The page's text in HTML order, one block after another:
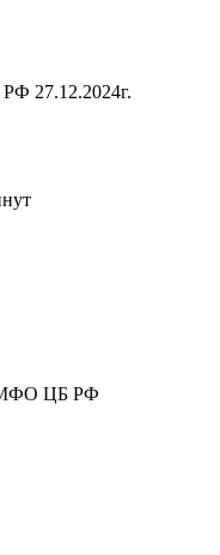
27.12.2024г.
МФО ЦБ РФ